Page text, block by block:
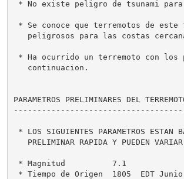
* No existe peligro de tsunami
* Se conoce que terremotos de este
peligrosos para las costas
* Ha ocurrido un terremoto con los
   continuacion.
PARAMETROS PRELIMINARES DEL
* LOS SIGUIENTES PARAMETROS ESTAN
PRELIMINAR RAPIDA Y PUEDEN
* Magnitud          7.1
* Tiempo de Origen  1805  EDT Junio